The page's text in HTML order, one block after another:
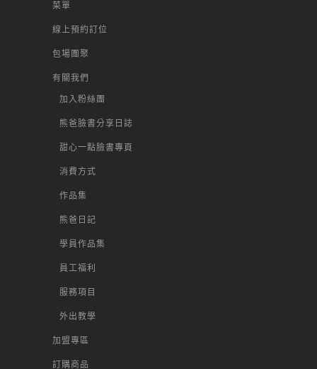
菜單
線上預約訂位
包場團聚
有關我們
加入粉絲團
熊爸臉書分享日誌
甜心一點臉書專頁
消費方式
作品集
熊爸日記
學員作品集
員工福利
服務項目
外出教學
加盟專區
訂購商品